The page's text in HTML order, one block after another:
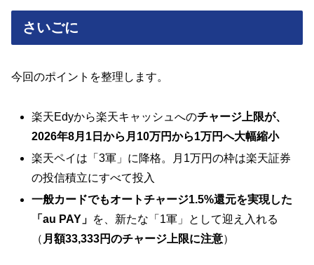
さいごに
今回のポイントを整理します。
楽天Edyから楽天キャッシュへのチャージ上限が、
2026年8月1日から月10万円から1万円へ大幅縮小
楽天ペイは「3軍」に降格。月1万円の枠は楽天証券
の投信積立にすべて投入
一般カードでもオートチャージ1.5%還元を実現した
「au PAY」 を、新たな「1軍」として迎え入れる
（ 月額33,333円のチャージ上限に注意）